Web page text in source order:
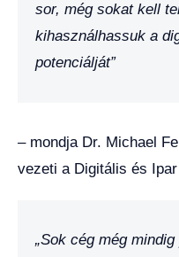
sor, még sokat kell
kihasználhassuk a
potenciálját”
– mondja Dr. Michael
vezeti a Digitális és
„Sok cég még